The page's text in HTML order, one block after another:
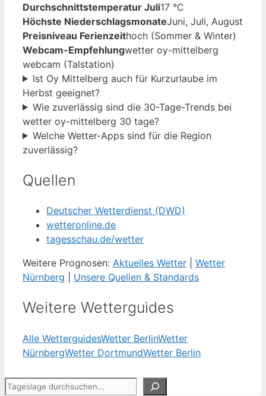
Durchschnittstemperatur Juli17 °C
Höchste NiederschlagsmonateJuni, Juli, August
Preisniveau Ferienzeithoch (Sommer & Winter)
Webcam-Empfehlungwetter oy-mittelberg
webcam (Talstation)
Ist Oy Mittelberg auch für Kurzurlaube im
Herbst geeignet?
Wie zuverlässig sind die 30-Tage-Trends bei
wetter oy-mittelberg 30 tage?
Welche Wetter-Apps sind für die Region
zuverlässig?
Quellen
Deutscher Wetterdienst (DWD)
wetteronline.de
tagesschau.de/wetter
Weitere Prognosen: Aktuelles Wetter
Wetter
Nürnberg
Unsere Quellen & Standards
Weitere Wetterguides
Alle WetterguidesWetter BerlinWetter
NürnbergWetter DortmundWetter Berlin
Suchen